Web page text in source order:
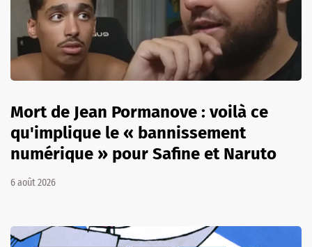
Mort de Jean Pormanove : voilà ce
qu'implique le « bannissement
numérique » pour Safine et Naruto
6 août 2026